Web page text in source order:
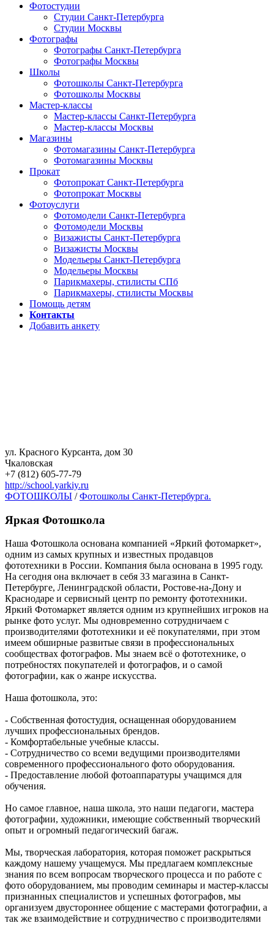
Фотостудии
Студии Санкт-Петербурга
Студии Москвы
Фотографы
Фотографы Санкт-Петербурга
Фотографы Москвы
Школы
Фотошколы Санкт-Петербурга
Фотошколы Москвы
Мастер-классы
Мастер-классы Санкт-Петербурга
Мастер-классы Москвы
Магазины
Фотомагазины Санкт-Петербурга
Фотомагазины Москвы
Прокат
Фотопрокат Санкт-Петербурга
Фотопрокат Москвы
Фотоуслуги
Фотомодели Санкт-Петербурга
Фотомодели Москвы
Визажисты Санкт-Петербурга
Визажисты Москвы
Модельеры Санкт-Петербурга
Модельеры Москвы
Парикмахеры, стилисты СПб
Парикмахеры, стилисты Москвы
Помощь детям
Контакты
Добавить анкету
ул. Красного Курсанта, дом 30
Чкаловская
+7 (812) 605-77-79
http://school.yarkiy.ru
ФОТОШКОЛЫ /Фотошколы Санкт-Петербурга.
Яркая Фотошкола
Наша Фотошкола основана компанией «Яркий фотомаркет»,
одним из самых крупных и известных продавцов
фототехники в России. Компания была основана в 1995 году.
На сегодня она включает в себя 33 магазина в Санкт-
Петербурге, Ленинградской области, Ростове-на-Дону и
Краснодаре и сервисный центр по ремонту фототехники.
Яркий Фотомаркет является одним из крупнейших игроков на
рынке фото услуг. Мы одновременно сотрудничаем с
производителями фототехники и её покупателями, при этом
имеем обширные развитые связи в профессиональных
сообществах фотографов. Мы знаем всё о фототехнике, о
потребностях покупателей и фотографов, и о самой
фотографии, как о жанре искусства.
Наша фотошкола, это:
- Собственная фотостудия, оснащенная оборудованием
лучших профессиональных брендов.
- Комфортабельные учебные классы.
- Сотрудничество со всеми ведущими производителями
современного профессионального фото оборудования.
- Предоставление любой фотоаппаратуры учащимся для
обучения.
Но самое главное, наша школа, это наши педагоги, мастера
фотографии, художники, имеющие собственный творческий
опыт и огромный педагогический багаж.
Мы, творческая лаборатория, которая поможет раскрыться
каждому нашему учащемуся. Мы предлагаем комплексные
знания по всем вопросам творческого процесса и по работе с
фото оборудованием, мы проводим семинары и мастер-классы
признанных специалистов и успешных фотографов, мы
организуем двустороннее общение с мастерами фотографии, а
так же взаимодействие и сотрудничество с производителями